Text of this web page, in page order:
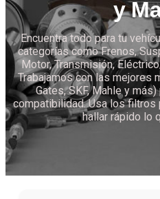
y
Encuentra todo para tu
categorías como Frenos,
Motor, Transmisión,
Trabajamos con las mejores
Gates, SKF, Mahle y
compatibilidad. Usa los filtros
hallar rápido lo